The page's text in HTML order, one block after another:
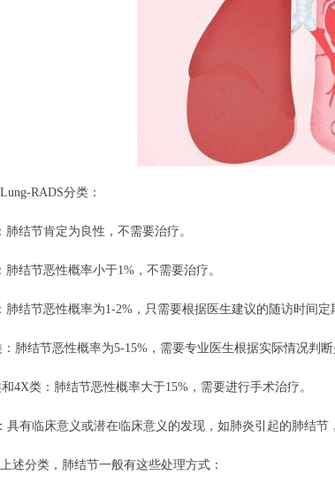
RADS分类：
肺结节肯定为良性，不需要治疗。
肺结节恶性概率小于1%，不需要治疗。
肺结节恶性概率为1-2%，只需要根据医生建议的随访时间定
肺结节恶性概率为5-15%，需要专业医生根据实际情况判断
4X类：肺结节恶性概率大于15%，需要进行手术治疗。
具有临床意义或潜在临床意义的发现，如肺炎引起的肺结节
述分类，肺结节一般有这些处理方式：